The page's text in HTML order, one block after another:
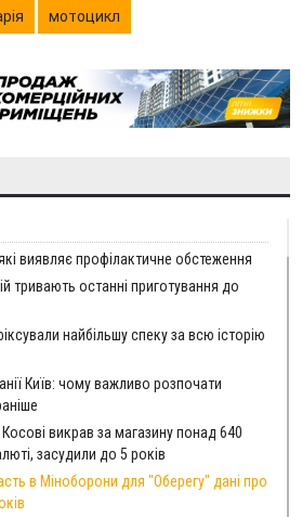
мотоцикл
виявляє профілактичне обстеження
тривають останні приготування до
найбільшу спеку за всю історію
Київ: чому важливо розпочати
викрав за магазину понад 640
засудили до 5 років
в Міноборони для "Оберегу" дані про